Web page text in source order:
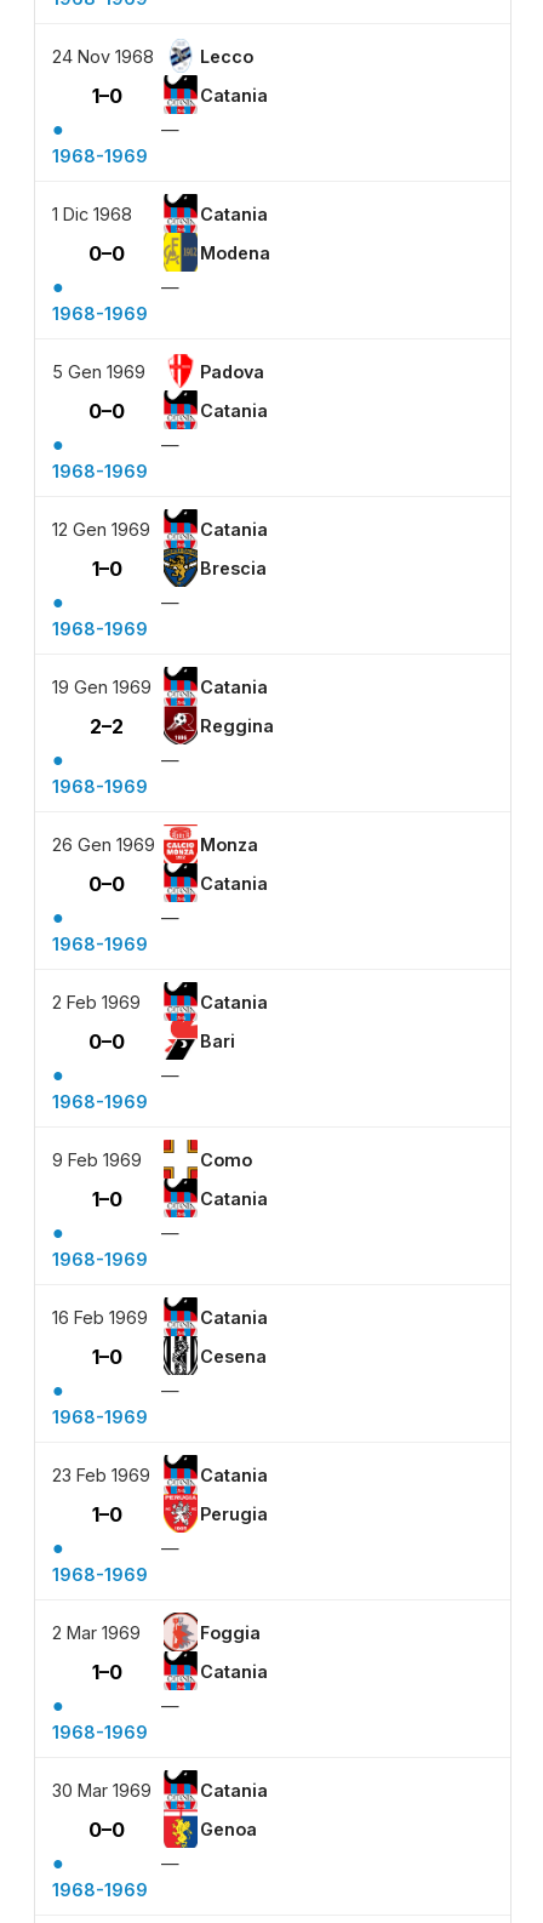
24 Nov 1968 Lecco
1–0 Catania
●
—
1968-1969
1 Dic 1968 Catania
0–0 Modena
●
—
1968-1969
5 Gen 1969 Padova
0–0 Catania
●
—
1968-1969
12 Gen 1969 Catania
1–0 Brescia
●
—
1968-1969
19 Gen 1969 Catania
2–2 Reggina
●
—
1968-1969
26 Gen 1969 Monza
0–0 Catania
●
—
1968-1969
2 Feb 1969 Catania
0–0 Bari
●
—
1968-1969
9 Feb 1969 Como
1–0 Catania
●
—
1968-1969
16 Feb 1969 Catania
1–0 Cesena
●
—
1968-1969
23 Feb 1969 Catania
1–0 Perugia
●
—
1968-1969
2 Mar 1969 Foggia
1–0 Catania
●
—
1968-1969
30 Mar 1969 Catania
0–0 Genoa
●
—
1968-1969